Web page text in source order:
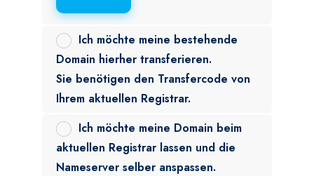
Ich möchte meine bestehende
Domain hierher transferieren.
Sie benötigen den Transfercode von
Ihrem aktuellen Registrar.
Ich möchte meine Domain beim
aktuellen Registrar lassen und die
Nameserver selber anspassen.